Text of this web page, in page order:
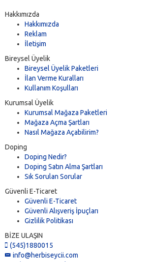
Hakkımızda
Hakkımızda
Reklam
İletişim
Bireysel Üyelik
Bireysel Üyelik Paketleri
İlan Verme Kuralları
Kullanım Koşulları
Kurumsal Üyelik
Kurumsal Mağaza Paketleri
Mağaza Açma Şartları
Nasıl Mağaza Açabilirim?
Doping
Doping Nedir?
Doping Satın Alma Şartları
Sık Sorulan Sorular
Güvenli E-Ticaret
Güvenli E-Ticaret
Güvenli Alışveriş İpuçları
Gizlilik Politikası
BİZE ULAŞIN
(545)1880015
info@herbiseycii.com